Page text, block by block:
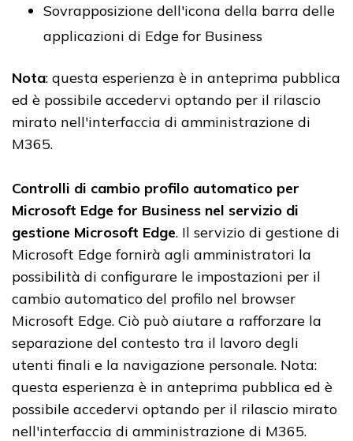
Sovrapposizione dell'icona della barra delle
applicazioni di Edge for Business
Nota: questa esperienza è in anteprima pubblica
ed è possibile accedervi optando per il rilascio
mirato nell'interfaccia di amministrazione di
M365.
Controlli di cambio profilo automatico per
Microsoft Edge for Business nel servizio di
gestione Microsoft Edge. Il servizio di gestione di
Microsoft Edge fornirà agli amministratori la
possibilità di configurare le impostazioni per il
cambio automatico del profilo nel browser
Microsoft Edge. Ciò può aiutare a rafforzare la
separazione del contesto tra il lavoro degli
utenti finali e la navigazione personale. Nota:
questa esperienza è in anteprima pubblica ed è
possibile accedervi optando per il rilascio mirato
nell'interfaccia di amministrazione di M365.